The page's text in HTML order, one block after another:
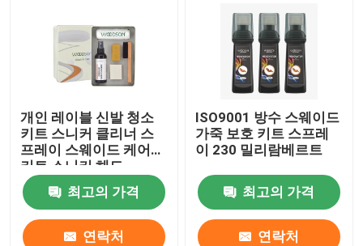
신발 관리 용품
가구 관리
스포츠 관리
개인 레이블 신발 청소
키트 스니커 클리너 스
프레이 스웨이드 케어
키트 스니커 헤드
최고의 가격
연락처
ISO9001 방수 스웨이드
가죽 보호 키트 스프레
이 230 밀리람베르트
최고의 가격
연락처